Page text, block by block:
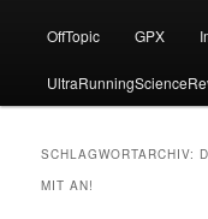
OffTopic GPX
SCHLAGWORTARCHIV:
MIT AN!